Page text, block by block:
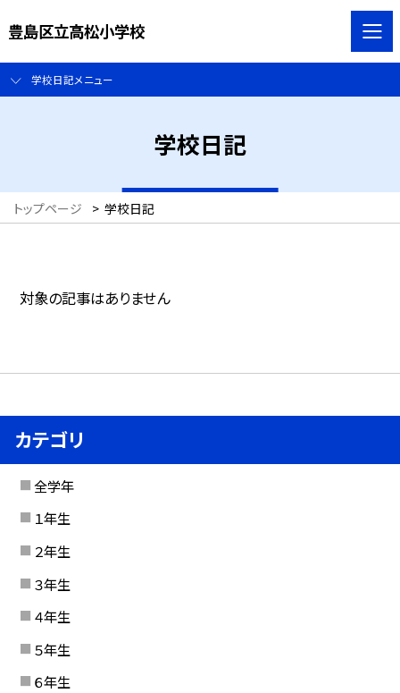
豊島区立高松小学校
学校日記メニュー
学校日記
トップページ > 学校日記
対象の記事はありません
カテゴリ
全学年
１年生
２年生
３年生
４年生
５年生
６年生